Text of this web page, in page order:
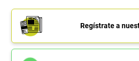
Regístrate a